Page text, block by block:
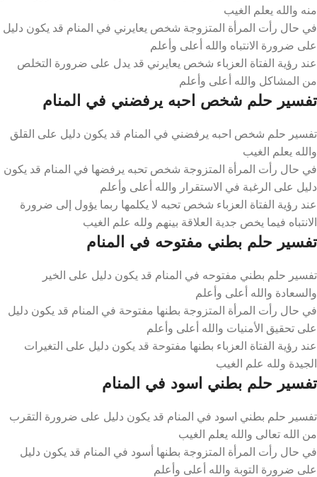
منه والله يعلم الغيب
في حال رأت المرأة المتزوجة شخص يعايرني في المنام قد يكون دليل
على ضرورة الانتباه والله أعلى وأعلم
عند رؤية الفتاة العزباء شخص يعايرني قد يدل على ضرورة التخلص
من المشاكل والله أعلى وأعلم
تفسير حلم شخص احبه يرفضني في المنام
تفسير حلم شخص احبه يرفضني في المنام قد يكون دليل على القلق
والله يعلم الغيب
في حال رأت المرأة المتزوجة شخص تحبه يرفضها في المنام قد يكون
دليل على الرغبة في الاستقرار والله أعلى وأعلم
عند رؤية الفتاة العزباء شخص تحبه لا يكلمها ربما يؤول إلى ضرورة
الانتباه فيما يخص جدية العلاقة بينهم ولله علم الغيب
تفسير حلم بطني مفتوحه في المنام
تفسير حلم بطني مفتوحه في المنام قد يكون دليل على الخير
والسعادة والله أعلى وأعلم
في حال رأت المرأة المتزوجة بطنها مفتوحة في المنام قد يكون دليل
على تحقيق الأمنيات والله أعلى وأعلم
عند رؤية الفتاة العزباء بطنها مفتوحة قد يكون دليل على التغيرات
الجيدة ولله علم الغيب
تفسير حلم بطني اسود في المنام
تفسير حلم بطني اسود في المنام قد يكون دليل على ضرورة التقرب
من الله تعالى والله يعلم الغيب
في حال رأت المرأة المتزوجة بطنها أسود في المنام قد يكون دليل
على ضرورة التوبة والله أعلى وأعلم